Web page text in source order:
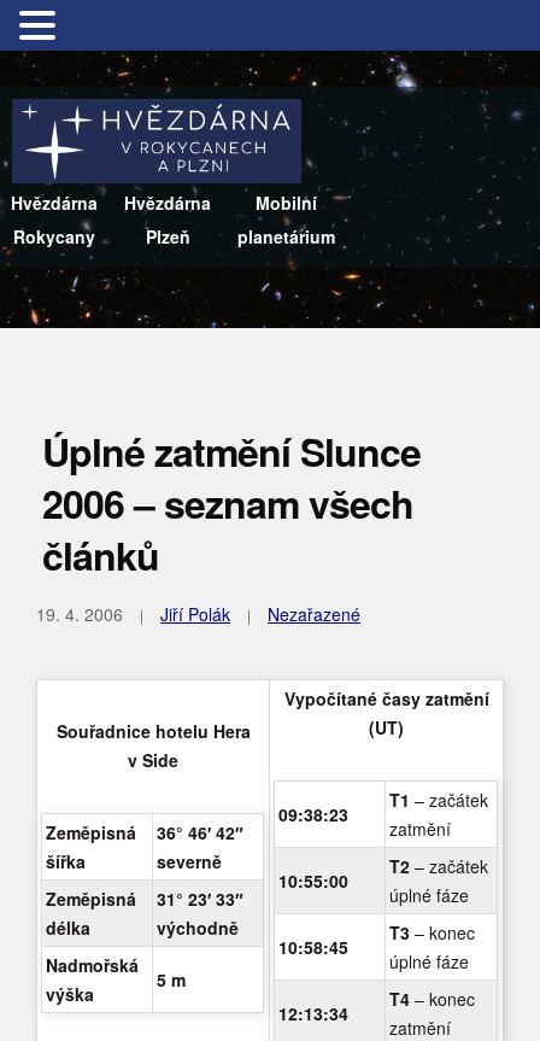
Hvězdárna
Rokycany
Hvězdárna
Plzeň
Mobilní
planetárium
Úplné zatmění Slunce
2006 – seznam všech
článků
19. 4. 2006 Jiří Polák Nezařazené
Souřadnice hotelu Hera
v Side
Zeměpisná
šířka
36° 46′ 42″
severně
Zeměpisná
délka
31° 23′ 33″
východně
Nadmořská
výška
5 m
Vypočítané časy zatmění
(UT)
09:38:23
T1 – začátek
zatmění
10:55:00
T2 – začátek
úplné fáze
10:58:45
T3 – konec
úplné fáze
12:13:34
T4 – konec
zatmění